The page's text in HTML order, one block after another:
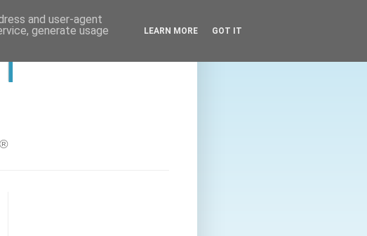
and user-agent
generate usage
LEARN MORE GOT IT